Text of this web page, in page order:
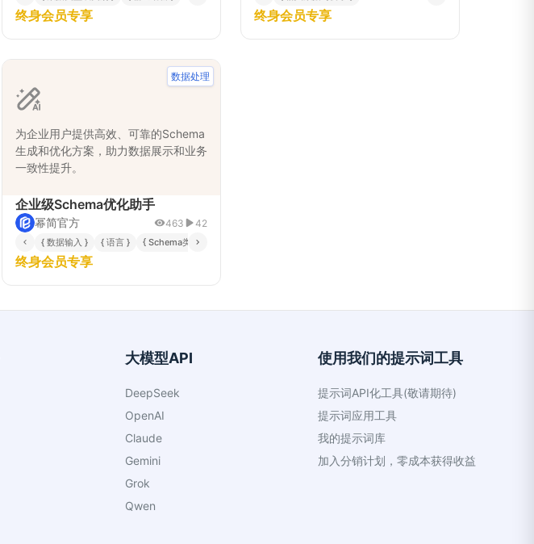
终身会员专享 终身会员专享
为企业用户提供高效、可靠的Schema
生成和优化方案，助力数据展示和业务
一致性提升。
数据处理
企业级Schema优化助手
幂简官方 463 42
{ 数据输入 } { 语言 } { Schema类型 }
终身会员专享
大模型API
DeepSeek
OpenAI
Claude
Gemini
Grok
Qwen
使用我们的提示词工具
提示词API化工具(敬请期待)
提示词应用工具
我的提示词库
加入分销计划，零成本获得收益